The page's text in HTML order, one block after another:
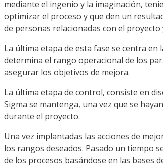
mediante el ingenio y la imaginación,
optimizar el proceso y que den un
de personas relacionadas con el
La última etapa de esta fase se centra
determina el rango operacional de los
asegurar los objetivos de mejora.
La última etapa de control, consiste en
Sigma se mantenga, una vez que se
durante el proyecto.
Una vez implantadas las acciones de
los rangos deseados. Pasado un tiempo
de los procesos basándose en las bases